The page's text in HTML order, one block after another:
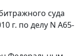
суда
г. по делу N А65-